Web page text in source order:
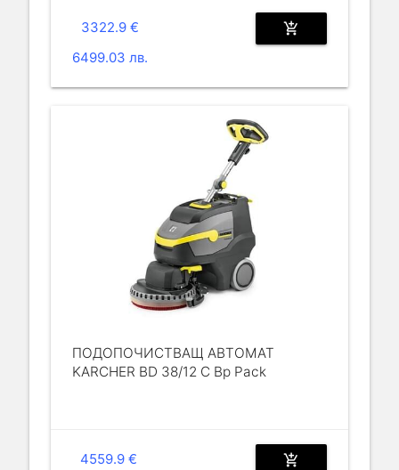
3322.9 €
6499.03 лв.
add_shopping_cart
ПОДОПОЧИСТВАЩ АВТОМАТ
KARCHER BD 38/12 C Bp Pack
4559.9 €
add_shopping_cart